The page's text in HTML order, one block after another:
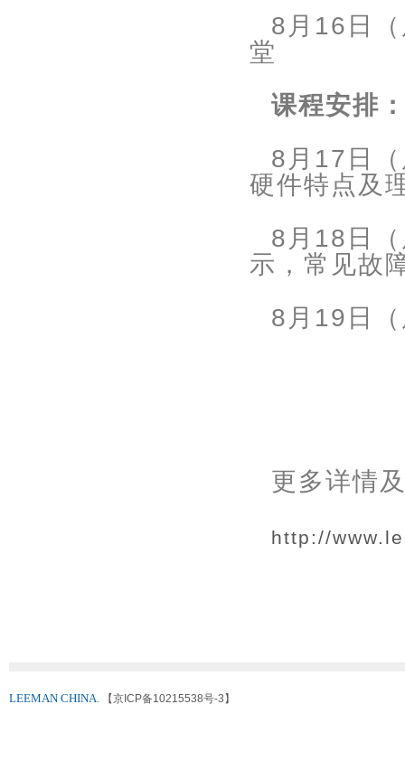
8 月 16 日
堂
课程安排
8 月 17 日
硬件特点及
8 月 18 日
示，常见故
8 月 19 日
更多详情
http://
LEEMAN CHINA. 【京ICP备10215538号-3】